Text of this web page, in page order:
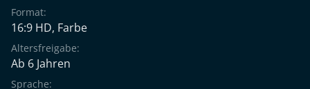
Format:
16:9 HD, Farbe
Altersfreigabe:
Ab 6 Jahren
Sprache: